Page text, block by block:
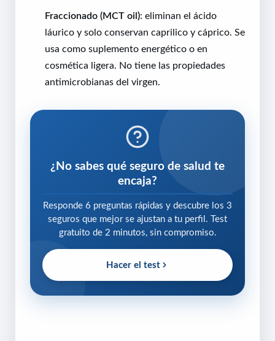
Fraccionado (MCT oil): eliminan el ácido
láurico y solo conservan caprilico y cáprico. Se
usa como suplemento energético o en
cosmética ligera. No tiene las propiedades
antimicrobianas del virgen.
¿No sabes qué seguro de salud te
encaja?
Responde 6 preguntas rápidas y descubre los 3
seguros que mejor se ajustan a tu perfil. Test
gratuito de 2 minutos, sin compromiso.
Hacer el test